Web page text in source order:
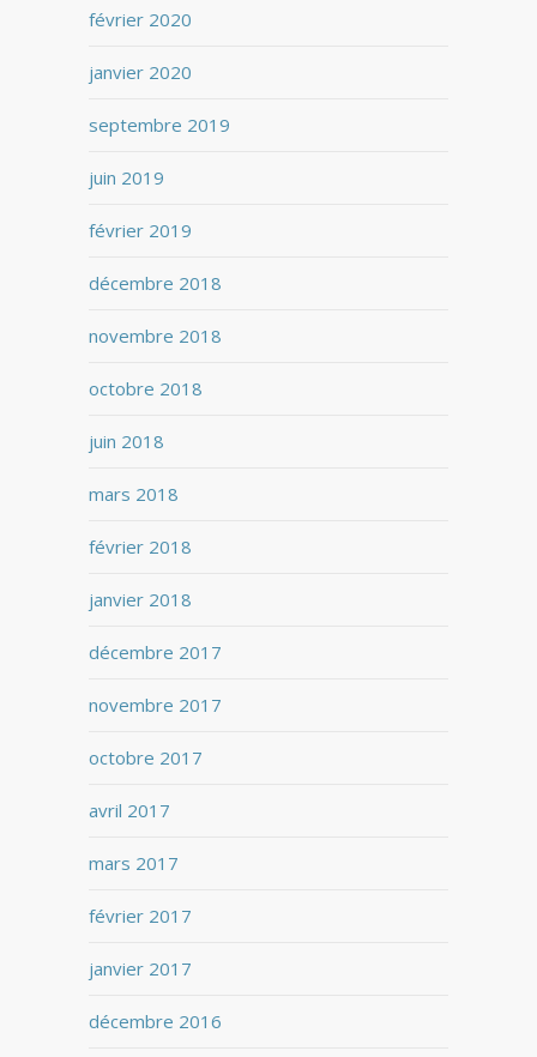
février 2020
janvier 2020
septembre 2019
juin 2019
février 2019
décembre 2018
novembre 2018
octobre 2018
juin 2018
mars 2018
février 2018
janvier 2018
décembre 2017
novembre 2017
octobre 2017
avril 2017
mars 2017
février 2017
janvier 2017
décembre 2016